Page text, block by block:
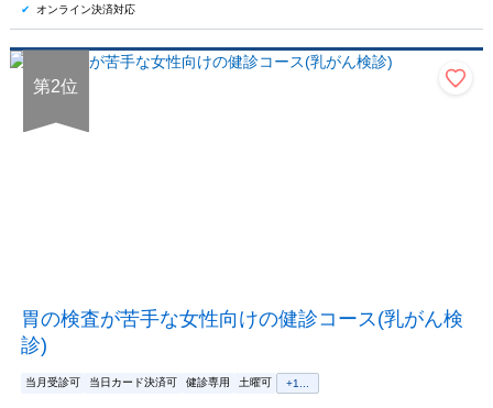
オンライン決済対応
第2位
胃の検査が苦手な女性向けの健診コース(乳がん検
診)
当月受診可 当日カード決済可 健診専用 土曜可 +1...